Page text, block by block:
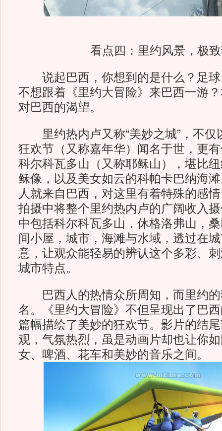
看点四：里约风景，极
说起巴西，你想到的是什么？足球
不想跟着《里约大冒险》来巴西一游
对巴西的渴望。
里约热内卢又称“美妙之城”，不仅
狂欢节（又称嘉年华）闻名于世，更
科尔科瓦多山（又称耶稣山），堪比
稣像，以及美女如云的科帕卡巴纳海
人就来自巴西，对这里有着特殊的感
拍摄中将整个里约热内卢的广阔收入
中包括科尔科瓦多山，休格洛弗山，
间小屋，城市，海滩与水域，透过在
意，让观众能轻易的辨认这个多彩、
城市特点。
巴西人的热情众所周知，而里约的
名。《里约大冒险》不但呈现出了巴
篇幅描绘了美妙的狂欢节。影片的结
观，气氛热烈，虽是动画片却也让你
女、啤酒、花车和美妙的音乐之间。